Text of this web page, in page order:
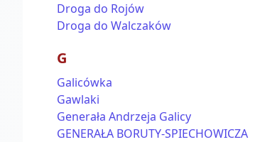
Droga do Rojów
Droga do Walczaków
G
Galicówka
Gawlaki
Generała Andrzeja Galicy
GENERAŁA BORUTY-SPIECHOWICZA